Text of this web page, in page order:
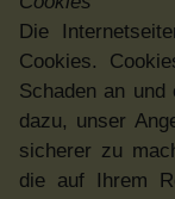
Die
Cookies.
Schaden an und
dazu, unser
sicherer zu
die auf Ihrem